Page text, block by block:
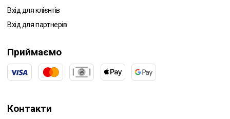
Вхід для клієнтів
Вхід для партнерів
Приймаємо
Контакти